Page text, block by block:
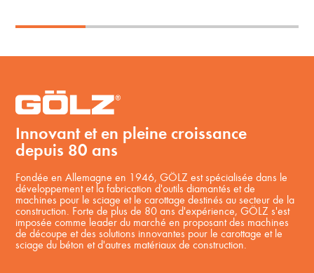
Innovant et en pleine croissance
depuis 80 ans
Fondée en Allemagne en 1946, GÖLZ est spécialisée dans le
développement et la fabrication d'outils diamantés et de
machines pour le sciage et le carottage destinés au secteur de la
construction. Forte de plus de 80 ans d'expérience, GÖLZ s'est
imposée comme leader du marché en proposant des machines
de découpe et des solutions innovantes pour le carottage et le
sciage du béton et d'autres matériaux de construction.